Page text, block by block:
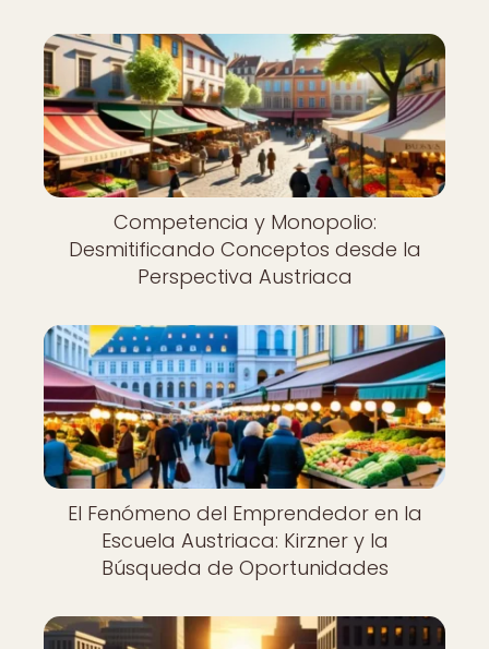
Competencia y Monopolio:
Desmitificando Conceptos desde la
Perspectiva Austriaca
El Fenómeno del Emprendedor en la
Escuela Austriaca: Kirzner y la
Búsqueda de Oportunidades